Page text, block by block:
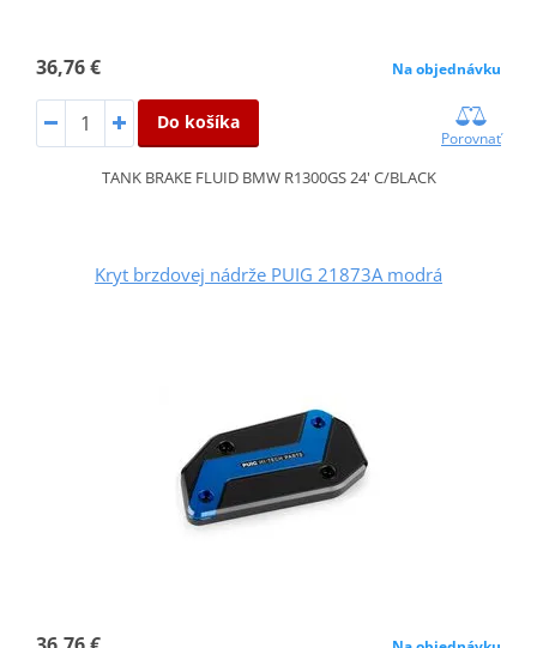
36,76 € Na objednávku
Do košíka
Porovnať
TANK BRAKE FLUID BMW R1300GS 24' C/BLACK
Kryt brzdovej nádrže PUIG 21873A modrá